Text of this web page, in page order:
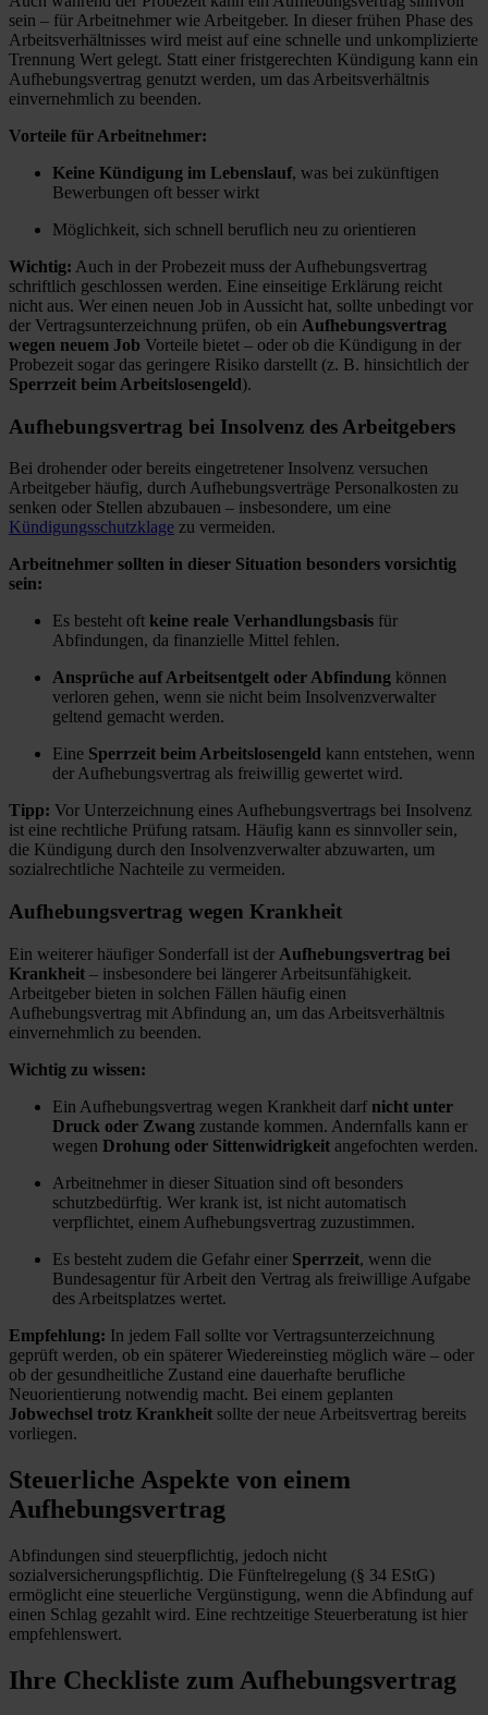
sein – für Arbeitnehmer wie Arbeitgeber. In dieser frühen Phase des
Arbeitsverhältnisses wird meist auf eine schnelle und unkomplizierte
Trennung Wert gelegt. Statt einer fristgerechten Kündigung kann ein
Aufhebungsvertrag genutzt werden, um das Arbeitsverhältnis
einvernehmlich zu beenden.
Vorteile für Arbeitnehmer:
Keine Kündigung im Lebenslauf, was bei zukünftigen
Bewerbungen oft besser wirkt
Möglichkeit, sich schnell beruflich neu zu orientieren
Wichtig: Auch in der Probezeit muss der Aufhebungsvertrag
schriftlich geschlossen werden. Eine einseitige Erklärung reicht
nicht aus. Wer einen neuen Job in Aussicht hat, sollte unbedingt vor
der Vertragsunterzeichnung prüfen, ob ein Aufhebungsvertrag
wegen neuem Job Vorteile bietet – oder ob die Kündigung in der
Probezeit sogar das geringere Risiko darstellt (z. B. hinsichtlich der
Sperrzeit beim Arbeitslosengeld).
Aufhebungsvertrag bei Insolvenz des Arbeitgebers
Bei drohender oder bereits eingetretener Insolvenz versuchen
Arbeitgeber häufig, durch Aufhebungsverträge Personalkosten zu
senken oder Stellen abzubauen – insbesondere, um eine
Kündigungsschutzklage zu vermeiden.
Arbeitnehmer sollten in dieser Situation besonders vorsichtig
sein:
Es besteht oft keine reale Verhandlungsbasis für
Abfindungen, da finanzielle Mittel fehlen.
Ansprüche auf Arbeitsentgelt oder Abfindung können
verloren gehen, wenn sie nicht beim Insolvenzverwalter
geltend gemacht werden.
Eine Sperrzeit beim Arbeitslosengeld kann entstehen, wenn
der Aufhebungsvertrag als freiwillig gewertet wird.
Tipp: Vor Unterzeichnung eines Aufhebungsvertrags bei Insolvenz
ist eine rechtliche Prüfung ratsam. Häufig kann es sinnvoller sein,
die Kündigung durch den Insolvenzverwalter abzuwarten, um
sozialrechtliche Nachteile zu vermeiden.
Aufhebungsvertrag wegen Krankheit
Ein weiterer häufiger Sonderfall ist der Aufhebungsvertrag bei
Krankheit – insbesondere bei längerer Arbeitsunfähigkeit.
Arbeitgeber bieten in solchen Fällen häufig einen
Aufhebungsvertrag mit Abfindung an, um das Arbeitsverhältnis
einvernehmlich zu beenden.
Wichtig zu wissen:
Ein Aufhebungsvertrag wegen Krankheit darf nicht unter
Druck oder Zwang zustande kommen. Andernfalls kann er
wegen Drohung oder Sittenwidrigkeit angefochten werden.
Arbeitnehmer in dieser Situation sind oft besonders
schutzbedürftig. Wer krank ist, ist nicht automatisch
verpflichtet, einem Aufhebungsvertrag zuzustimmen.
Es besteht zudem die Gefahr einer Sperrzeit, wenn die
Bundesagentur für Arbeit den Vertrag als freiwillige Aufgabe
des Arbeitsplatzes wertet.
Empfehlung: In jedem Fall sollte vor Vertragsunterzeichnung
geprüft werden, ob ein späterer Wiedereinstieg möglich wäre – oder
ob der gesundheitliche Zustand eine dauerhafte berufliche
Neuorientierung notwendig macht. Bei einem geplanten
Jobwechsel trotz Krankheit sollte der neue Arbeitsvertrag bereits
vorliegen.
Steuerliche Aspekte von einem
Aufhebungsvertrag
Abfindungen sind steuerpflichtig, jedoch nicht
sozialversicherungspflichtig. Die Fünftelregelung (§ 34 EStG)
ermöglicht eine steuerliche Vergünstigung, wenn die Abfindung auf
einen Schlag gezahlt wird. Eine rechtzeitige Steuerberatung ist hier
empfehlenswert.
Ihre Checkliste zum Aufhebungsvertrag